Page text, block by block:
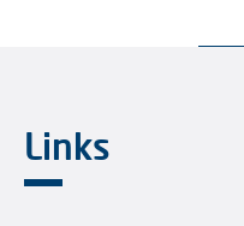
Links